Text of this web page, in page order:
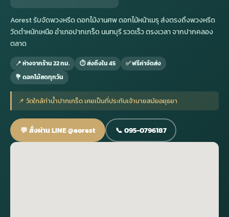
ดอกไม้จัดงานศพ
จัดดอกไม้หน้าศพ
ดอกไม้หน้าหีบ
ดอกไม้หน้างานศพ
ดอกไม้หน้าโลง
พวงหรีดราคา
สั่งพวงหรีด
ร้านพวงหรีด
ดอกไม้พวงหรีด
พวงหรีดปทุม
าเมรุ
มรุสีขาว
ไม้หน้าเมรุ
กไม้หน้าเมรุ
น้าเมรุ ราคา
ม้งานแต่ง ราคา
ไม้งานแต่ง ราคาถูก
ไม้งานแต่ง กรุงเทพ
อกไม้งานแต่ง
ดอกไม้งานแต่ง
พวงหรีดพัดลม ราคา
พวงหรีดพัดลม ราคาถูก
พวงหรีดพัดลม กรุงเทพ
พวงหรีดพัดลม ส่งด่วน
สั่งพวงหรีดพัดลม
รับจัดงานศพ ราคา
รับจัดงานศพ ครบวงจร
รับจัดงานศพ กรุงเทพ
แพ็คเกจจัดงานศพ
ค่าใช้จ่ายจัดงานศพ
Aorest รับจัดพวงหรีด ดอกไม้งานศพ ดอกไม้หน้าเมรุ ส่งตรงถึงพวงหรีด
วัดตำหนักเหนือ อำเภอปากเกร็ด นนทบุรี รวดเร็ว ตรงเวลา จากปากคลอง
ตลาด
📍 ห่างจากร้าน 22 กม. ⏱ ส่งถึงใน 45
✅ ฟรีค่าจัดส่ง
💐 ดอกไม้สดทุกวัน
📌 วัดใกล้ท่าน้ำปากเกร็ด เคยเป็นที่ประทับเจ้านายสมัยอยุธยา
💬 สั่งผ่าน LINE @aorest 📞 095-0796187